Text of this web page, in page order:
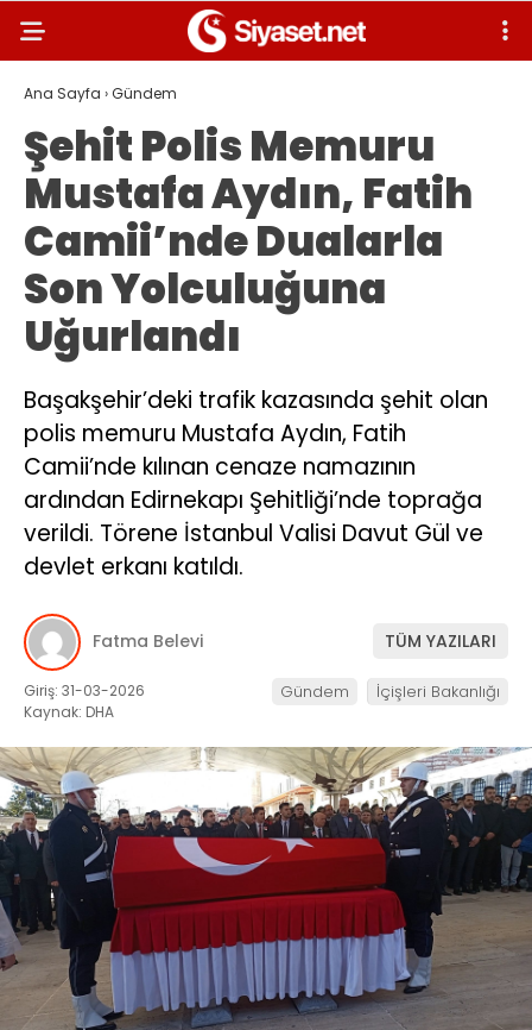
Ana Sayfa ›Gündem
Şehit Polis Memuru
Mustafa Aydın, Fatih
Camii’nde Dualarla
Son Yolculuğuna
Uğurlandı
Başakşehir’deki trafik kazasında şehit olan
polis memuru Mustafa Aydın, Fatih
Camii’nde kılınan cenaze namazının
ardından Edirnekapı Şehitliği’nde toprağa
verildi. Törene İstanbul Valisi Davut Gül ve
devlet erkanı katıldı.
Fatma Belevi TÜM YAZILARI
Giriş: 31-03-2026
Kaynak: DHA
Gündem İçişleri Bakanlığı